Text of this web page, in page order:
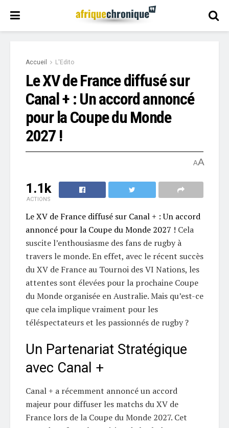
Accueil L'Edito
Le XV de France diffusé sur
Canal + : Un accord annoncé
pour la Coupe du Monde
2027 !
AA
1.1k
ACTIONS
Le XV de France diffusé sur Canal + : Un accord
annoncé pour la Coupe du Monde 2027 ! Cela
suscite l’enthousiasme des fans de rugby à
travers le monde. En effet, avec le récent succès
du XV de France au Tournoi des VI Nations, les
attentes sont élevées pour la prochaine Coupe
du Monde organisée en Australie. Mais qu’est-ce
que cela implique vraiment pour les
téléspectateurs et les passionnés de rugby ?
Un Partenariat Stratégique
avec Canal +
Canal + a récemment annoncé un accord
majeur pour diffuser les matchs du XV de
France lors de la Coupe du Monde 2027. Cet